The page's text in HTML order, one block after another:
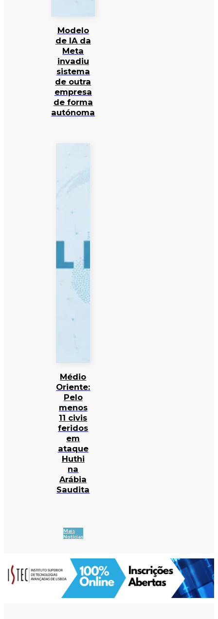
Modelo
de IA da
Meta
invadiu
sistema
de outra
empresa
de forma
autónoma
Médio
Oriente:
Pelo
menos
11 civis
feridos
em
ataque
Huthi
na
Arábia
Saudita
Mais
Notícias